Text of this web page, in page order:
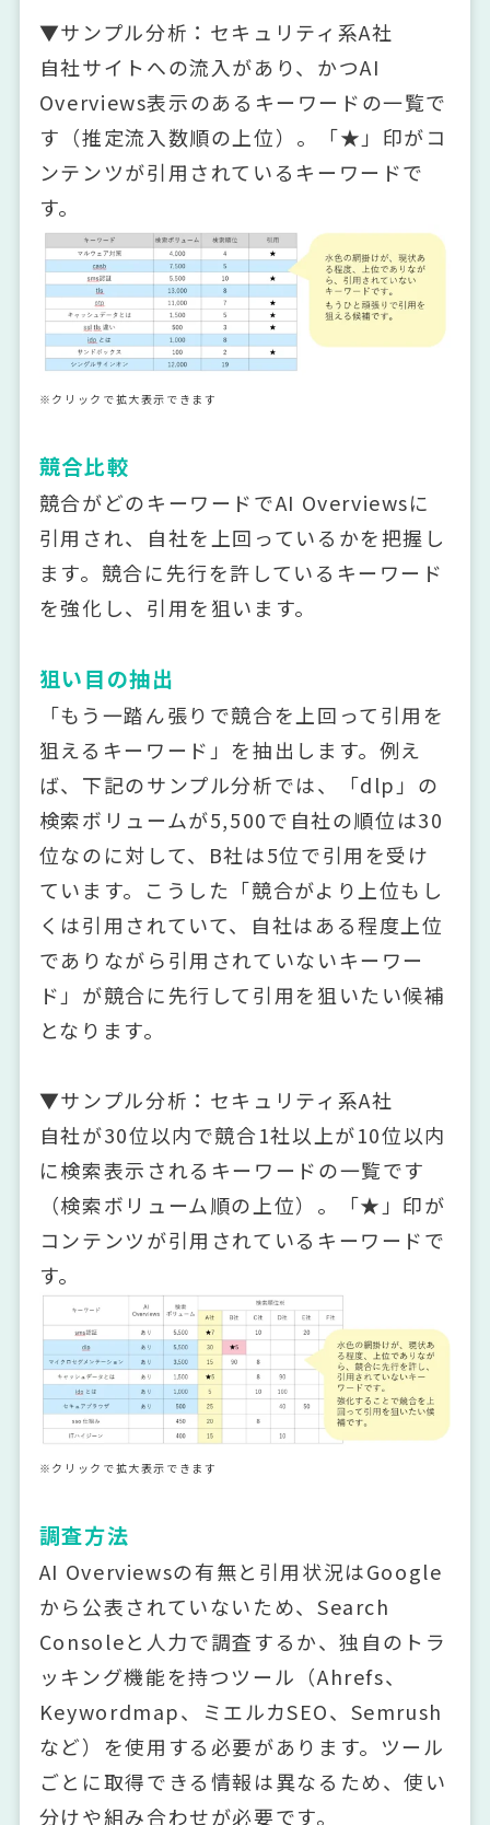
▼サンプル分析：セキュリティ系A社
自社サイトへの流入があり、かつAI
Overviews表示のあるキーワードの一覧で
す（推定流入数順の上位）。「★」印がコ
ンテンツが引用されているキーワードで
す。
※クリックで拡大表示できます
競合比較
競合がどのキーワードでAI Overviewsに
引用され、自社を上回っているかを把握し
ます。競合に先行を許しているキーワード
を強化し、引用を狙います。
狙い目の抽出
「もう一踏ん張りで競合を上回って引用を
狙えるキーワード」を抽出します。例え
ば、下記のサンプル分析では、「dlp」の
検索ボリュームが5,500で自社の順位は30
位なのに対して、B社は5位で引用を受け
ています。こうした「競合がより上位もし
くは引用されていて、自社はある程度上位
でありながら引用されていないキーワー
ド」が競合に先行して引用を狙いたい候補
となります。
▼サンプル分析：セキュリティ系A社
自社が30位以内で競合1社以上が10位以内
に検索表示されるキーワードの一覧です
（検索ボリューム順の上位）。「★」印が
コンテンツが引用されているキーワードで
す。
※クリックで拡大表示できます
調査方法
AI Overviewsの有無と引用状況はGoogle
から公表されていないため、Search
Consoleと人力で調査するか、独自のトラ
ッキング機能を持つツール（Ahrefs、
Keywordmap、ミエルカSEO、Semrush
など）を使用する必要があります。ツール
ごとに取得できる情報は異なるため、使い
分けや組み合わせが必要です。